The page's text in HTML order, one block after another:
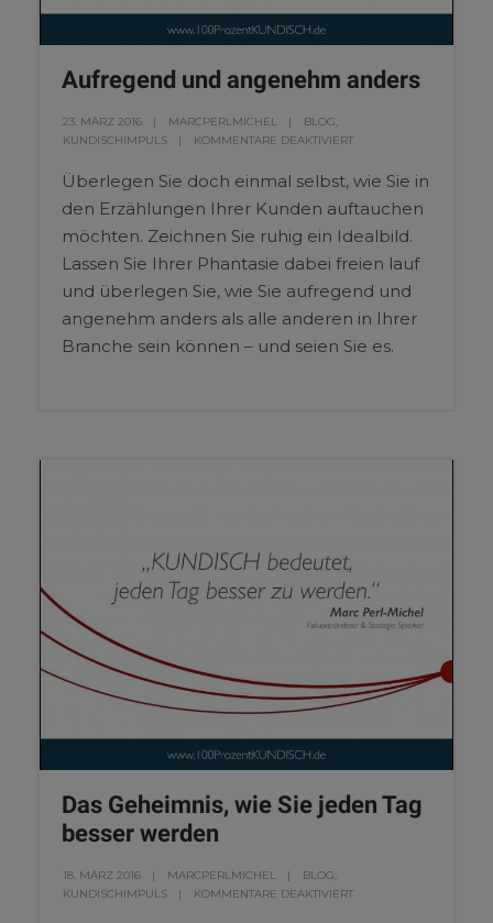
Aufregend und angenehm anders
23. MÄRZ 2016 MARCPERLMICHEL BLOG,
KUNDISCHIMPULS
KOMMENTARE DEAKTIVIERT
Überlegen Sie doch einmal selbst, wie Sie in
den Erzählungen Ihrer Kunden auftauchen
möchten. Zeichnen Sie ruhig ein Idealbild.
Lassen Sie Ihrer Phantasie dabei freien lauf
und überlegen Sie, wie Sie aufregend und
angenehm anders als alle anderen in Ihrer
Branche sein können – und seien Sie es.
Das Geheimnis, wie Sie jeden Tag
besser werden
18. MÄRZ 2016 MARCPERLMICHEL BLOG,
KUNDISCHIMPULS
KOMMENTARE DEAKTIVIERT